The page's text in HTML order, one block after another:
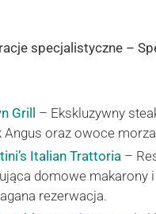
specjalistyczne –
Grill
– Ekskluzywny
Angus oraz owoce
Italian Trattoria –
domowe makarony
rezerwacja.